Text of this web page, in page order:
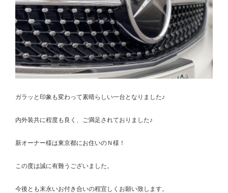
ガラッと印象も変わって素晴らしい一台となりました♪
内外装共に程度も良く、ご満足されておりました♪
新オーナー様は東京都にお住いのＮ様！
この度は誠に有難うございました。
今後とも末永いお付き合いの程宜しくお願い致します。